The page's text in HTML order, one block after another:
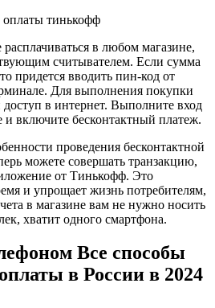
в любом магазине,
считывателем. Если сумма
придется вводить пин-код от
Для выполнения покупки
доступ в интернет. Выполните вход
включите бесконтактный платеж.
проведения бесконтактной
можете совершать транзакцию,
от Тинькофф. Это
и упрощает жизнь потребителям,
в магазине вам не нужно носить
хватит одного смартфона.
Все способы
в России в 2024